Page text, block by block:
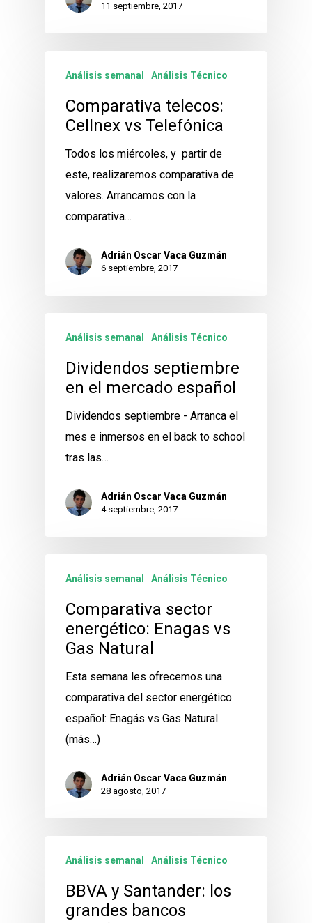
11 septiembre, 2017
Análisis semanal Análisis Técnico
Comparativa telecos:
Cellnex vs Telefónica
Todos los miércoles, y partir de
este, realizaremos comparativa de
valores. Arrancamos con la
comparativa…
Adrián Oscar Vaca Guzmán
6 septiembre, 2017
Análisis semanal Análisis Técnico
Dividendos septiembre
en el mercado español
Dividendos septiembre - Arranca el
mes e inmersos en el back to school
tras las…
Adrián Oscar Vaca Guzmán
4 septiembre, 2017
Análisis semanal Análisis Técnico
Comparativa sector
energético: Enagas vs
Gas Natural
Esta semana les ofrecemos una
comparativa del sector energético
español: Enagás vs Gas Natural.
(más…)
Adrián Oscar Vaca Guzmán
28 agosto, 2017
Análisis semanal Análisis Técnico
BBVA y Santander: los
grandes bancos